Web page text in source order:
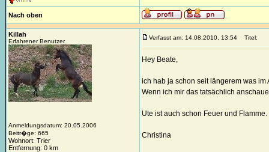
Nach oben
Killah
Erfahrener Benutzer
Anmeldungsdatum: 20.05.2006
Beitr�ge: 665
Wohnort: Trier
Entfernung: 0 km
Verfasst am: 14.08.2010, 13:54 Titel:
Hey Beate,
ich hab ja schon seit längerem was
Wenn ich mir das tatsächlich
Ute ist auch schon Feuer und Flamme.
Christina